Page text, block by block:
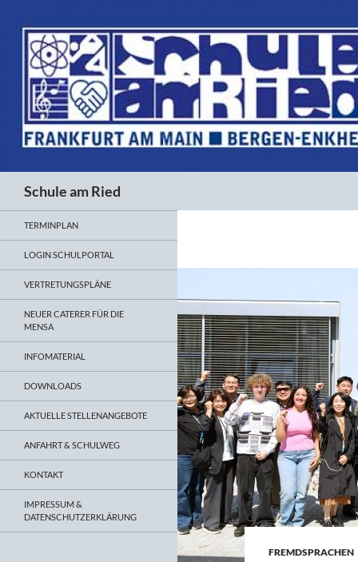
Schule am Ried
FREMDSPRACHEN
TERMINPLAN
LOGIN SCHULPORTAL
VERTRETUNGSPLÄNE
NEUER CATERER FÜR DIE
MENSA
INFOMATERIAL
DOWNLOADS
AKTUELLE STELLENANGEBOTE
ANFAHRT & SCHULWEG
KONTAKT
IMPRESSUM &
DATENSCHUTZERKLÄRUNG